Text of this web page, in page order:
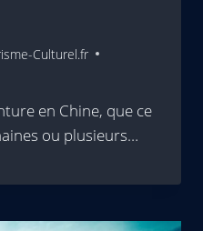
Culturel.fr
en Chine, que ce
ou plusieurs…